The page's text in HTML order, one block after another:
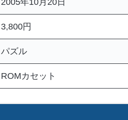
3,800円
パズル
ROMカセット